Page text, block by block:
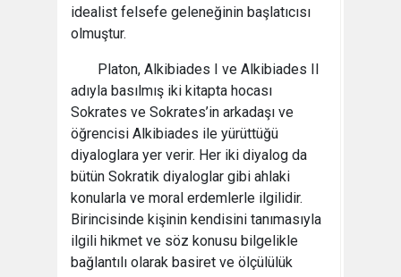
idealist felsefe geleneğinin başlatıcısı
olmuştur.
Platon, Alkibiades I ve Alkibiades II
adıyla basılmış iki kitapta hocası
Sokrates ve Sokrates’in arkadaşı ve
öğrencisi Alkibiades ile yürüttüğü
diyaloglara yer verir. Her iki diyalog da
bütün Sokratik diyaloglar gibi ahlaki
konularla ve moral erdemlerle ilgilidir.
Birincisinde kişinin kendisini tanımasıyla
ilgili hikmet ve söz konusu bilgelikle
bağlantılı olarak basiret ve ölçülülük